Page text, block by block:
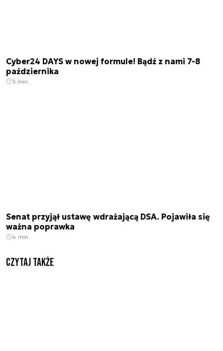
Cyber24 DAYS w nowej formule! Bądź z nami 7-8
października
3 min.
Senat przyjął ustawę wdrażającą DSA. Pojawiła się
ważna poprawka
4 min.
Czytaj także